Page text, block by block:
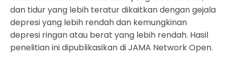
dan tidur yang lebih teratur dikaitkan dengan gejala
depresi yang lebih rendah dan kemungkinan
depresi ringan atau berat yang lebih rendah. Hasil
penelitian ini dipublikasikan di JAMA Network Open.